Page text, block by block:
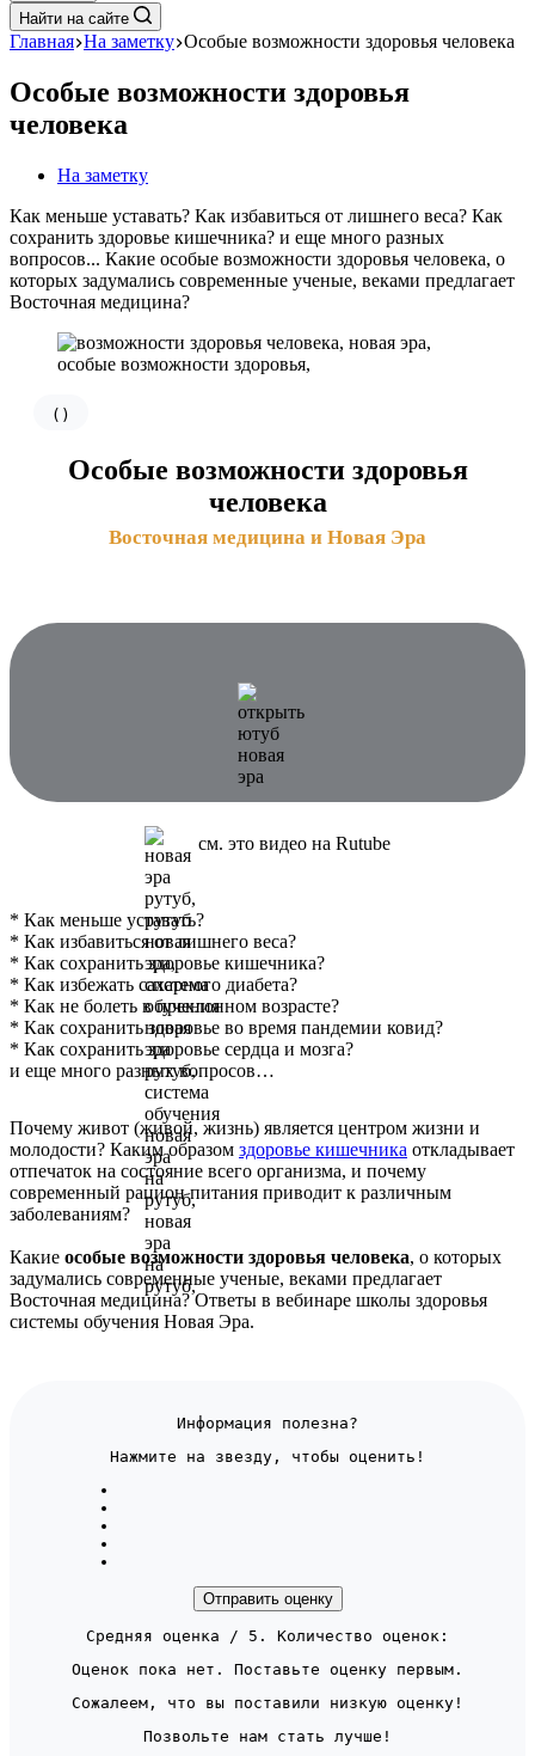
Найти на сайте
Главная На заметку Особые возможности здоровья человека
Особые возможности здоровья
человека
На заметку
Как меньше уставать? Как избавиться от лишнего веса? Как
сохранить здоровье кишечника? и еще много разных
вопросов... Какие особые возможности здоровья человека, о
которых задумались современные ученые, веками предлагает
Восточная медицина?
( )
Особые возможности здоровья
человека
Восточная медицина и Новая Эра
cм. это видео на Rutube
* Как меньше уставать?
* Как избавиться от лишнего веса?
* Как сохранить здоровье кишечника?
* Как избежать сахарного диабета?
* Как не болеть в преклонном возрасте?
* Как сохранить здоровье во время пандемии ковид?
* Как сохранить здоровье сердца и мозга?
и еще много разных вопросов…
Почему живот (живой, жизнь) является центром жизни и
молодости? Каким образом здоровье кишечника откладывает
отпечаток на состояние всего организма, и почему
современный рацион питания приводит к различным
заболеваниям?
Какие особые возможности здоровья человека, о которых
задумались современные ученые, веками предлагает
Восточная медицина? Ответы в вебинаре школы здоровья
системы обучения Новая Эра.
Информация полезна?
Нажмите на звезду, чтобы оценить!
Отправить оценку
Средняя оценка
/ 5. Количество оценок:
Оценок пока нет. Поставьте оценку первым.
Сожалеем, что вы поставили низкую оценку!
Позвольте нам стать лучше!